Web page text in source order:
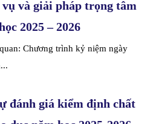
vụ và giải pháp trọng tâm
2025 – 2026
Chương trình kỷ niệm ngày
đánh giá kiểm định chất